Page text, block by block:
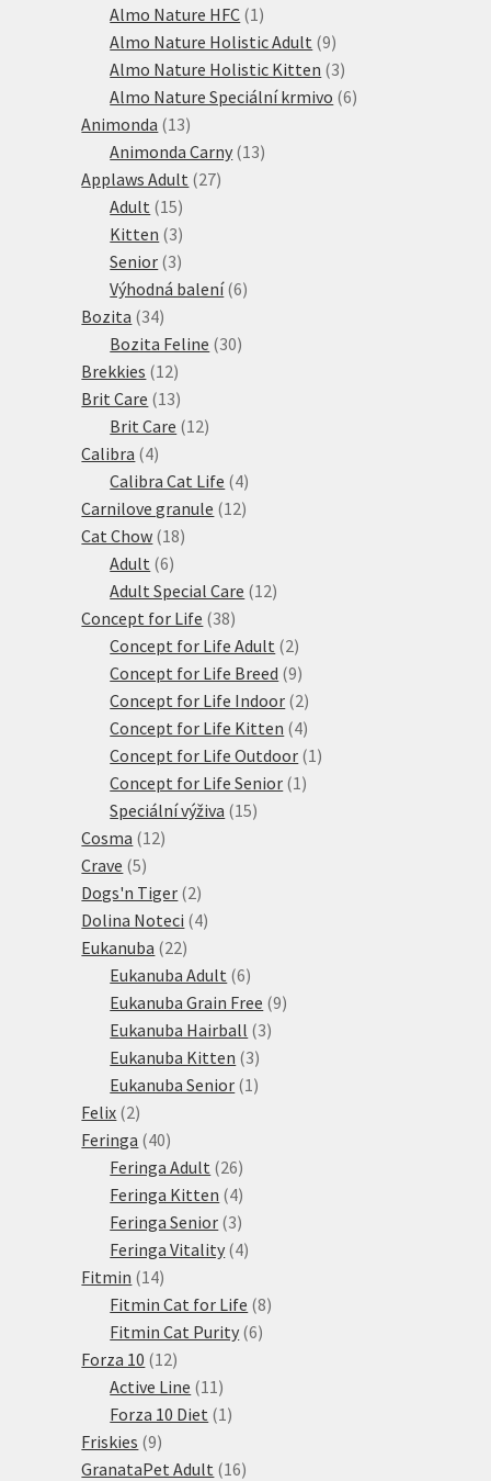
produktů
Almo Nature HFC 1 1
produkt
Almo Nature Holistic Adult 99
produktů
Almo Nature Holistic Kitten 33
produkty
Almo Nature Speciální krmivo 66
Animonda 1313
produktů
Animonda Carny 1313
Applaws Adult 2727
Adult 1515
produktů
Kitten 33
produkty
Senior 33
produkty
Výhodná balení 66
Bozita 3434
produktů
Bozita Feline 3030
Brekkies 1212
produktů
Brit Care 1313
produktů
Brit Care 1212
Calibra 44
produkty
Calibra Cat Life 44
produkty
Carnilove granule 1212
Cat Chow 1818
Adult 66
produktů
Adult Special Care 1212
Concept for Life 3838
produktů
Concept for Life Adult 22
produkty
Concept for Life Breed 99
produktů
Concept for Life Indoor 22
produkty
Concept for Life Kitten 44
produkty
Concept for Life Outdoor 1 1
Concept for Life Senior 1 1
Speciální výživa 1515
Cosma 1212
Crave 55
produktů
Dogs'n Tiger 22
produkty
Dolina Noteci 44
Eukanuba 2222
produktů
Eukanuba Adult 66
produktů
Eukanuba Grain Free 99
Eukanuba Hairball 33
Eukanuba Kitten 33
produkty
Eukanuba Senior 1 1
Felix 22
produkty
Feringa 4040
produktů
Feringa Adult 2626
produktů
Feringa Kitten 44
produkty
Feringa Senior 33
produkty
Feringa Vitality 44
Fitmin 1414
produktů
Fitmin Cat for Life 88
Fitmin Cat Purity 66
Forza 10 1212
produktů
Active Line 11 11
produktů
Forza 10 Diet 1 1
Friskies 99
produktů
GranataPet Adult 1616